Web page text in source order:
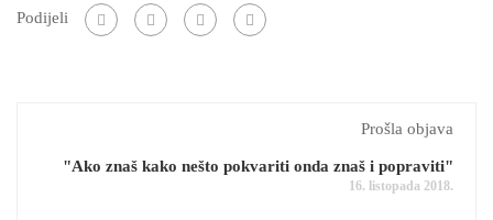
Podijeli
Prošla objava
"Ako znaš kako nešto pokvariti onda znaš i popraviti"
16. listopada 2018.